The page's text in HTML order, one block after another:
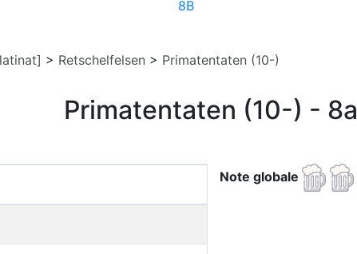
8B
> Retschelfelsen > Primatentaten (10-)
Primatentaten (10-) - 8a
Note globale